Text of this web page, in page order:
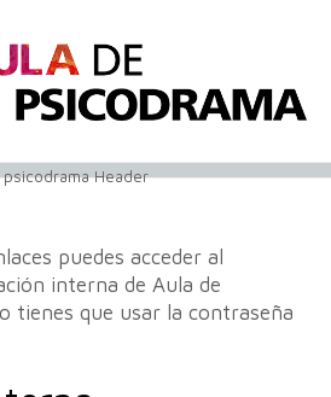
puedes acceder al
interna de Aula de
tienes que usar la contraseña